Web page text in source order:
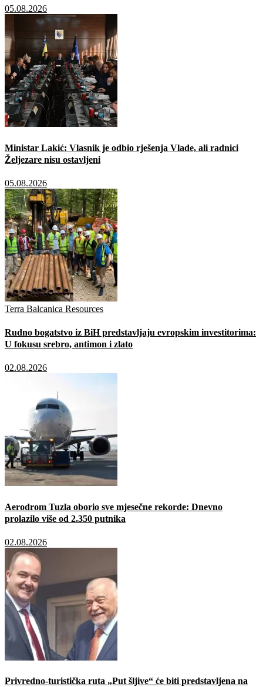
05.08.2026
Ministar Lakić: Vlasnik je odbio rješenja Vlade, ali radnici
Željezare nisu ostavljeni
05.08.2026
Terra Balcanica Resources
Rudno bogatstvo iz BiH predstavljaju evropskim investitorima:
U fokusu srebro, antimon i zlato
02.08.2026
Aerodrom Tuzla oborio sve mjesečne rekorde: Dnevno
prolazilo više od 2.350 putnika
02.08.2026
Privredno-turistička ruta „Put šljive“ će biti predstavljena na